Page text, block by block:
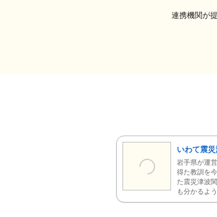
連携機関が
いわて震
岩手県が運
得た教訓を
た震災津波
も分かるよ